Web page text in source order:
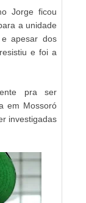
Jorge ficou
a unidade
apesar dos
e foi a
pra ser
em Mossoró
investigadas